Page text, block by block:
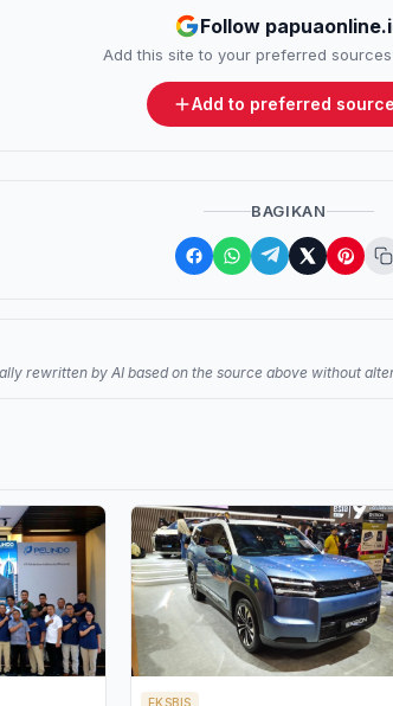
Follow
Add this site to your preferred
Add to preferred
BAGIKAN
rewritten by AI based on the source above without
EKSBIS